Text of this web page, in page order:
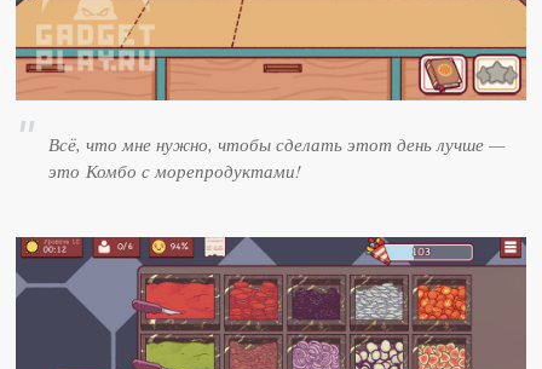
Всё, что мне нужно, чтобы сделать этот день лучше —
это Комбо с морепродуктами!